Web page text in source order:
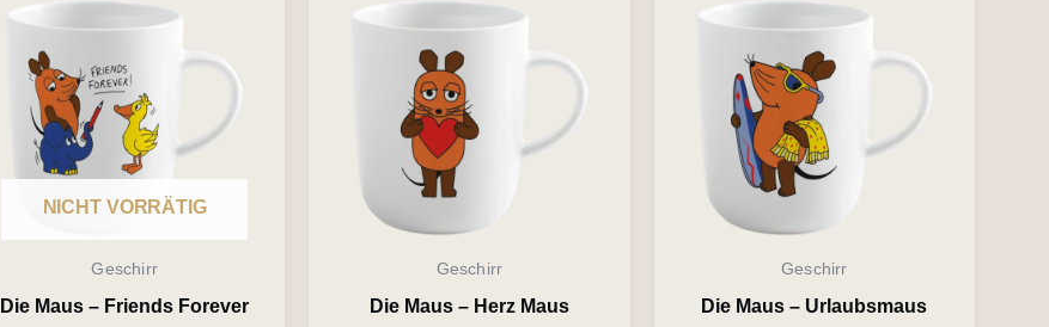
NICHT VORRÄTIG
Geschirr
Die Maus – Friends Forever
Geschirr
Die Maus – Herz Maus
Geschirr
Die Maus – Urlaubsmaus